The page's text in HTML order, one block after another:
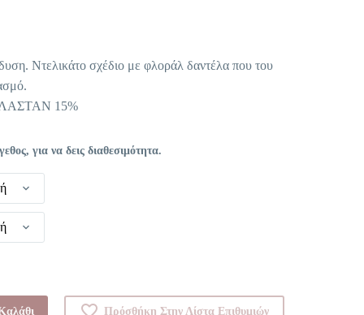
€.
Ντελικάτο σχέδιο με φλοράλ δαντέλα που του
15%
για να δεις διαθεσιμότητα.
Πρόσθήκη Στην Λίστα Επιθυμιών